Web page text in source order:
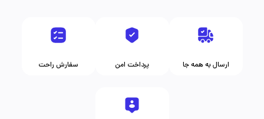
سفارش راحت پرداخت امن ارسال به همه جا